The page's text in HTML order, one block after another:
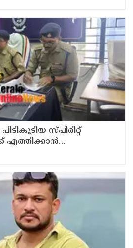
സ്പിരിറ്റ്
എത്തിക്കാൻ
എക്സൈസ് ഡെപ്യൂട്ടി